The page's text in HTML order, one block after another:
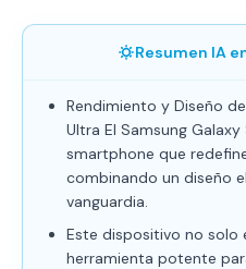
Resumen IA
Rendimiento y Diseño
Ultra El Samsung
smartphone que
combinando un diseño
vanguardia.
Este dispositivo no solo
herramienta potente